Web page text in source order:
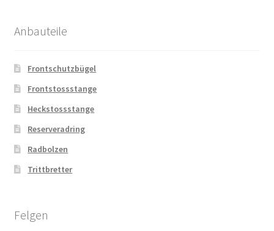
Anbauteile
Frontschutzbügel
Frontstossstange
Heckstossstange
Reserveradring
Radbolzen
Trittbretter
Felgen